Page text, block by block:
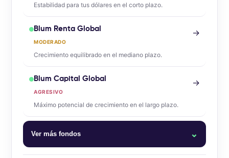
Estabilidad para tus dólares en el corto plazo.
Blum Renta Global
MODERADO
Crecimiento equilibrado en el mediano plazo.
→
Blum Capital Global
AGRESIVO
Máximo potencial de crecimiento en el largo plazo.
→
Ver más fondos ⌄